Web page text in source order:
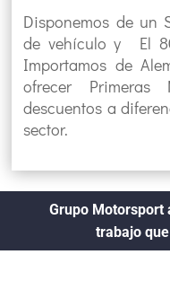
Disponemos de un
de vehículo y El
Importamos de
ofrecer Primeras
descuentos a
sector.
Grupo Motorsport
trabajo